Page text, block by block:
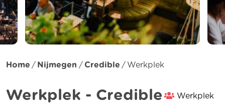
Home Nijmegen Credible Werkplek
Werkplek - Credible Werkplek